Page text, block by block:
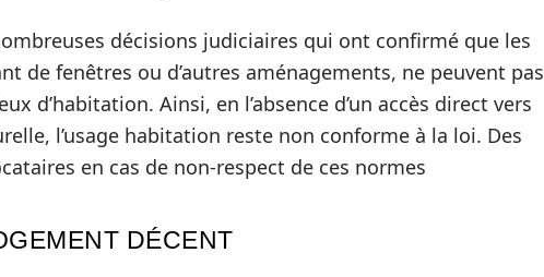
décisions judiciaires qui ont confirmé que les
de fenêtres ou d’autres aménagements, ne peuvent pas
d’habitation. Ainsi, en l’absence d’un accès direct vers
l’usage habitation reste non conforme à la loi. Des
en cas de non-respect de ces normes
DÉCENT